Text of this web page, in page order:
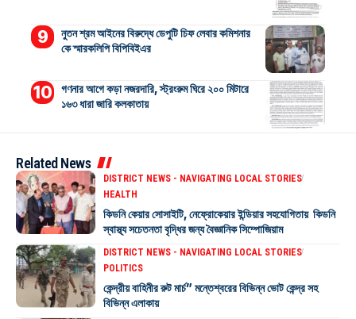
নুতন শ্রম আইনের বিরুদ্ধে ডেপুটি চিফ লেবার কমিশনার
কে স্মারকলিপি বিপিবিইএর
গণনার আগে কড়া নজরদারি, স্ট্রংরুম ঘিরে ২০০ মিটারে
১৬৩ ধারা জারি কলকাতায়
Related News
DISTRICT NEWS - NAVIGATING LOCAL STORIES
HEALTH
কিডনি কেয়ার সোসাইটি, নেফ্রোকেয়ার ইন্ডিয়ার সহযোগিতায় কিডনি
স্বাস্থ্য সচেতনতা বৃদ্ধির জন্য বৈজ্ঞানিক সিম্পোজিয়াম
DISTRICT NEWS - NAVIGATING LOCAL STORIES
POLITICS
কেন্দ্রীয় বাহিনীর রুট মার্চ” মন্তেশ্বরের বিভিন্ন ভোট কেন্দ্র সহ
বিভিন্ন এলাকায়